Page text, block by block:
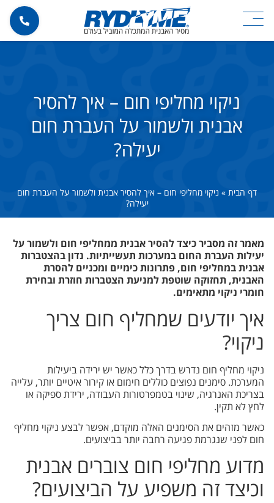
ניקוי מחליפי חום – איך להסיר
אבנית ולשמור על העברת חום
יעילה?
דף הבית » ניקוי מחליפי חום – איך להסיר אבנית ולשמור על העברת חום
יעילה?
מאמר זה מסביר כיצד להסיר אבנית ממחליפי חום ולשמור על
יעילות העברת החום במערכות תעשייתיות. נדון בהצטברות
אבנית במחליפי חום, פתרונות כימיים ומכניים להסרת
האבנית, תחזוקה שוטפת למניעת הצטברות חוזרת ובחירת
חומרי ניקוי מתאימים.
איך יודעים שמחליף חום צריך
ניקוי?
ניקוי מחליף חום נדרש בדרך כלל כאשר יש ירידה ביעילות
המערכת. סימנים נפוצים כוללים חימום או קירור איטיים יותר, עלייה
בצריכת האנרגיה, שינוי בטמפרטורות העבודה, ירידת ספיקה או
לחץ לא תקין.
כאשר מזהים את הסימנים האלה מוקדם, אפשר לבצע ניקוי מחליף
חום לפני שנגרמת פגיעה רחבה יותר בביצועים.
מדוע מחליפי חום צוברים אבנית
וכיצד זה משפיע על הביצועים?